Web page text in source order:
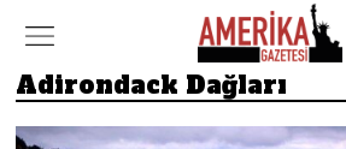
Adirondack Dağları